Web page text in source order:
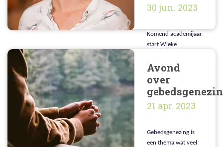
30 jun. 2023
Komend academijaar
start Wieke
begeleiding van prof.
en prof. dr. Theo
Boer aan een
promotie onderzoek
Avond
over
21 apr. 2023
Gebedsgenezing is
een thema wat veel